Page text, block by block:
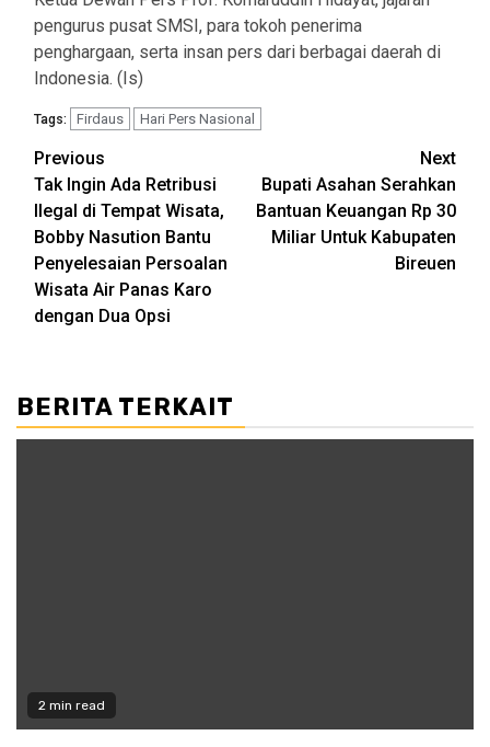
pengurus pusat SMSI, para tokoh penerima
penghargaan, serta insan pers dari berbagai daerah di
Indonesia. (Is)
Tags: Firdaus Hari Pers Nasional
Post
navigation
Previous
Tak Ingin Ada Retribusi
Ilegal di Tempat Wisata,
Bobby Nasution Bantu
Penyelesaian Persoalan
Wisata Air Panas Karo
dengan Dua Opsi
Next
Bupati Asahan Serahkan
Bantuan Keuangan Rp 30
Miliar Untuk Kabupaten
Bireuen
BERITA TERKAIT
2 min read